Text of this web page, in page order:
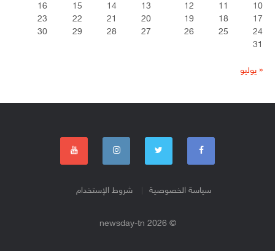
10
11
12
13
14
15
16
17
18
19
20
21
22
23
24
25
26
27
28
29
30
31
« يوليو
سياسة الخصوصية شروط الإستخدام
© 2026 newsday-tn